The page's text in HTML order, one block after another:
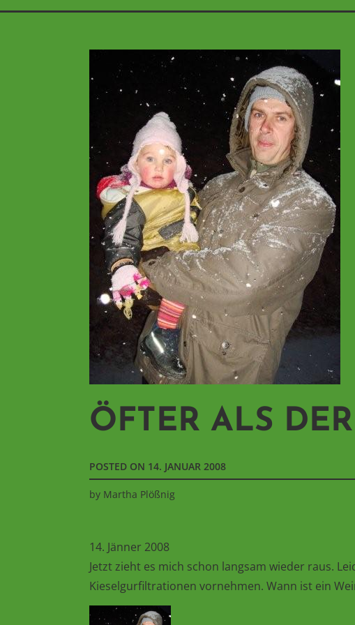
ÖFTER ALS
POSTED ON 14. JANUAR 2008
by Martha Plößnig
14. Jänner 2008
Jetzt zieht es mich schon langsam wieder raus.
Kieselgurfiltrationen vornehmen. Wann ist ein